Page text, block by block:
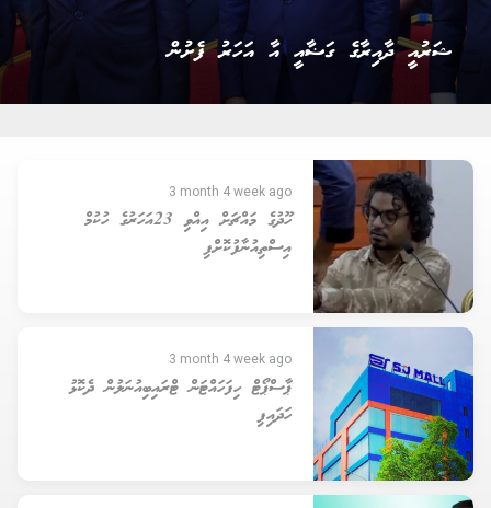
ގާނޫނީ ވަކީލުން ހުވާކުރުމުގެ ރަސްމިއްޔާތު
3 month 4 week ago
ހޫދުގެ މައްޗަށް އިއްވި 23އަހަރުގެ ހުކުމް
އިސްތިއުނާފުކޮށްފި
3 month 4 week ago
ޕާސްޕޯޓް ހިފަހައްޓަން ޓްރައިބިއުނަލުން ދެކޮޅު
ހަދައިފި